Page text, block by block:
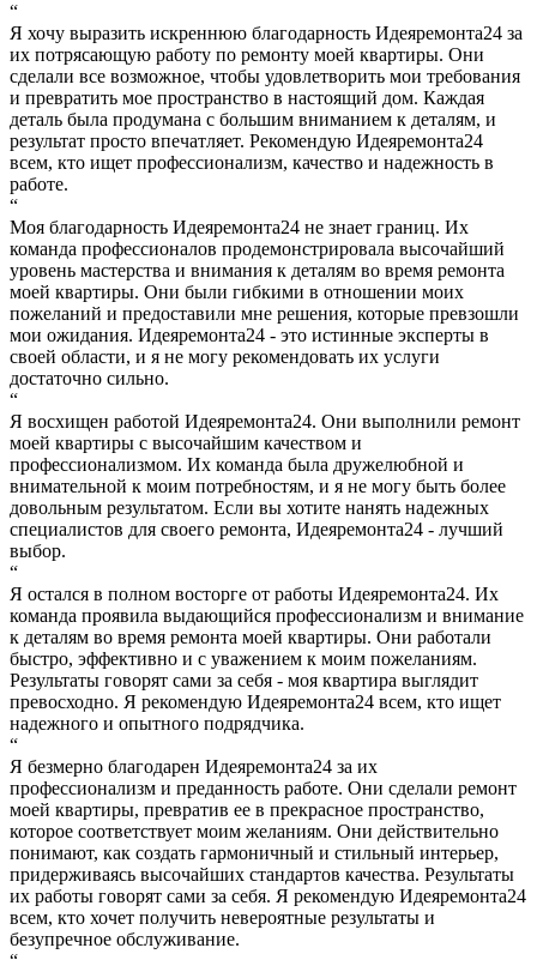
“
Я хочу выразить искреннюю благодарность Идеяремонта24 за
их потрясающую работу по ремонту моей квартиры. Они
сделали все возможное, чтобы удовлетворить мои требования
и превратить мое пространство в настоящий дом. Каждая
деталь была продумана с большим вниманием к деталям, и
результат просто впечатляет. Рекомендую Идеяремонта24
всем, кто ищет профессионализм, качество и надежность в
работе.
“
Моя благодарность Идеяремонта24 не знает границ. Их
команда профессионалов продемонстрировала высочайший
уровень мастерства и внимания к деталям во время ремонта
моей квартиры. Они были гибкими в отношении моих
пожеланий и предоставили мне решения, которые превзошли
мои ожидания. Идеяремонта24 - это истинные эксперты в
своей области, и я не могу рекомендовать их услуги
достаточно сильно.
“
Я восхищен работой Идеяремонта24. Они выполнили ремонт
моей квартиры с высочайшим качеством и
профессионализмом. Их команда была дружелюбной и
внимательной к моим потребностям, и я не могу быть более
довольным результатом. Если вы хотите нанять надежных
специалистов для своего ремонта, Идеяремонта24 - лучший
выбор.
“
Я остался в полном восторге от работы Идеяремонта24. Их
команда проявила выдающийся профессионализм и внимание
к деталям во время ремонта моей квартиры. Они работали
быстро, эффективно и с уважением к моим пожеланиям.
Результаты говорят сами за себя - моя квартира выглядит
превосходно. Я рекомендую Идеяремонта24 всем, кто ищет
надежного и опытного подрядчика.
“
Я безмерно благодарен Идеяремонта24 за их
профессионализм и преданность работе. Они сделали ремонт
моей квартиры, превратив ее в прекрасное пространство,
которое соответствует моим желаниям. Они действительно
понимают, как создать гармоничный и стильный интерьер,
придерживаясь высочайших стандартов качества. Результаты
их работы говорят сами за себя. Я рекомендую Идеяремонта24
всем, кто хочет получить невероятные результаты и
безупречное обслуживание.